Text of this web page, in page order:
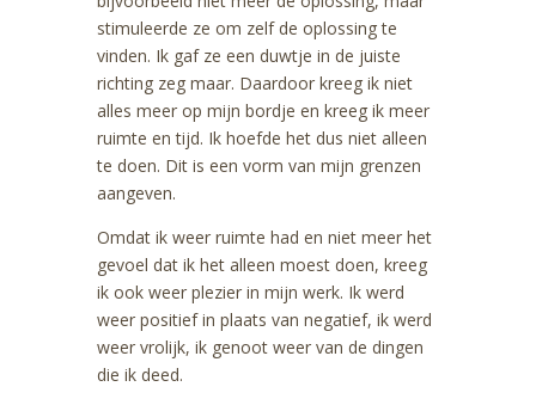
stimuleerde ze om zelf de oplossing te
vinden. Ik gaf ze een duwtje in de juiste
richting zeg maar. Daardoor kreeg ik niet
alles meer op mijn bordje en kreeg ik meer
ruimte en tijd. Ik hoefde het dus niet alleen
te doen. Dit is een vorm van mijn grenzen
aangeven.
Omdat ik weer ruimte had en niet meer het
gevoel dat ik het alleen moest doen, kreeg
ik ook weer plezier in mijn werk. Ik werd
weer positief in plaats van negatief, ik werd
weer vrolijk, ik genoot weer van de dingen
die ik deed.